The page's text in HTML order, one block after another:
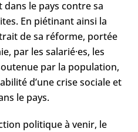
dans le pays contre sa
En piétinant ainsi la
de sa réforme, portée
par les salarié·es, les
par la population,
d’une crise sociale et
le pays.
politique à venir, le